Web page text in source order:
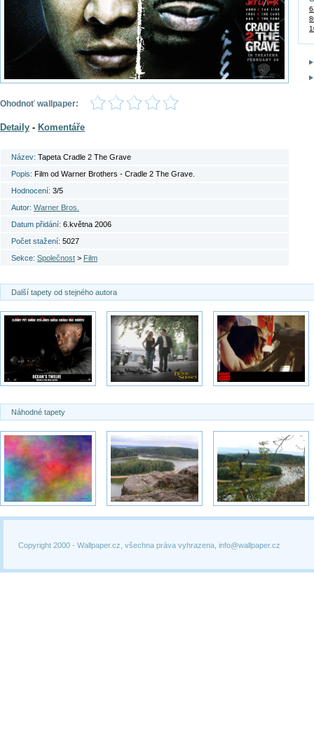
Ohodnoť wallpaper:
Detaily - Komentáře
Název: Tapeta Cradle 2 The Grave
Popis: Film od Warner Brothers - Cradle 2 The Grave.
Hodnocení: 3/5
Autor: Warner Bros.
Datum přidání: 6.května 2006
Počet stažení: 5027
Sekce: Společnost > Film
Další tapety od stejného autora
Náhodné tapety
Copyright 2000 - Wallpaper.cz, všechna práva vyhrazena, info@wallpaper.cz